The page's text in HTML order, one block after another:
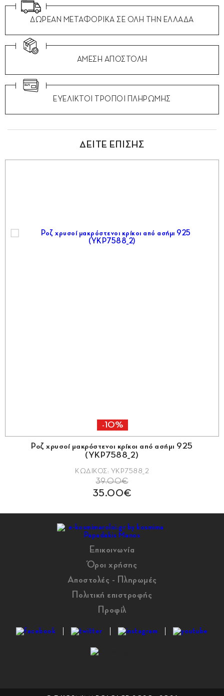
ΔΩΡΕΑΝ ΜΕΤΑΦΟΡΙΚΑ ΣΕ ΟΛΗ ΤΗΝ ΕΛΛΑΔΑ
ΑΜΕΣΗ ΑΠΟΣΤΟΛΗ
ΕΥΕΛΙΚΤΟΙ ΤΡΟΠΟΙ ΠΛΗΡΩΜΗΣ
ΔΕΙΤΕ ΕΠΙΣΗΣ
-10%
Ροζ χρυσοί μακρόστενοι κρίκοι από ασήμι 925
(YKP7588_2)
ΚΩΔΙΚΟΣ: YKP7588_2
39.00€
35.00€
Επικοινωνία
Όροι χρήσης
Αποστολές - Πληρωμές
Πολιτική επιστροφής
Προφίλ